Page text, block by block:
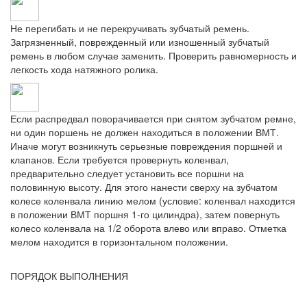
Не перегибать и не перекручивать зубчатый ремень.
Загрязненный, поврежденный или изношенный зубчатый
ремень в любом случае заменить. Проверить равномерность и
легкость хода натяжного ролика.
Если распредвал поворачивается при снятом зубчатом ремне,
ни один поршень не должен находиться в положении ВМТ.
Иначе могут возникнуть серьезные повреждения поршней и
клапанов. Если требуется провернуть коленвал,
предварительно следует установить все поршни на
половинную высоту. Для этого нанести сверху на зубчатом
колесе коленвала линию мелом (условие: коленвал находится
в положении ВМТ поршня 1-го цилиндра), затем повернуть
колесо коленвала на 1/2 оборота влево или вправо. Отметка
мелом находится в горизонтальном положении.
ПОРЯДОК ВЫПОЛНЕНИЯ